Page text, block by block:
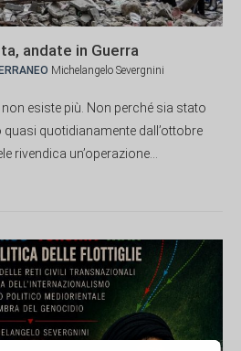
andate in Guerra
Michelangelo Severgnini
esiste più. Non perché sia stato
quotidianamente dall’ottobre
rivendica un’operazione...